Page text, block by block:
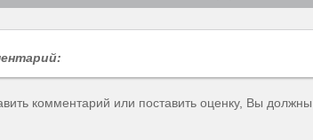
комментарий или поставить оценку, Вы